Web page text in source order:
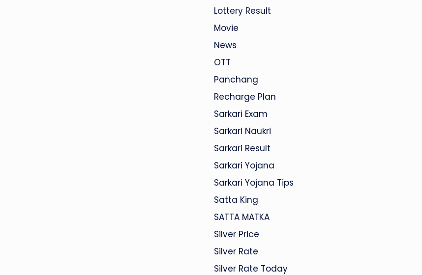
Lottery Result
Movie
News
OTT
Panchang
Recharge Plan
Sarkari Exam
Sarkari Naukri
Sarkari Result
Sarkari Yojana
Sarkari Yojana Tips
Satta King
SATTA MATKA
Silver Price
Silver Rate
Silver Rate Today